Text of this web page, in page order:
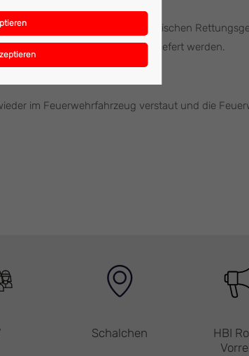
ohne den Einsatz des hydraulischen
Krankenhaus Salzburg eingeliefert werden.
im Feuerwehrfahrzeug verstaut und die
Schalchen
HBI